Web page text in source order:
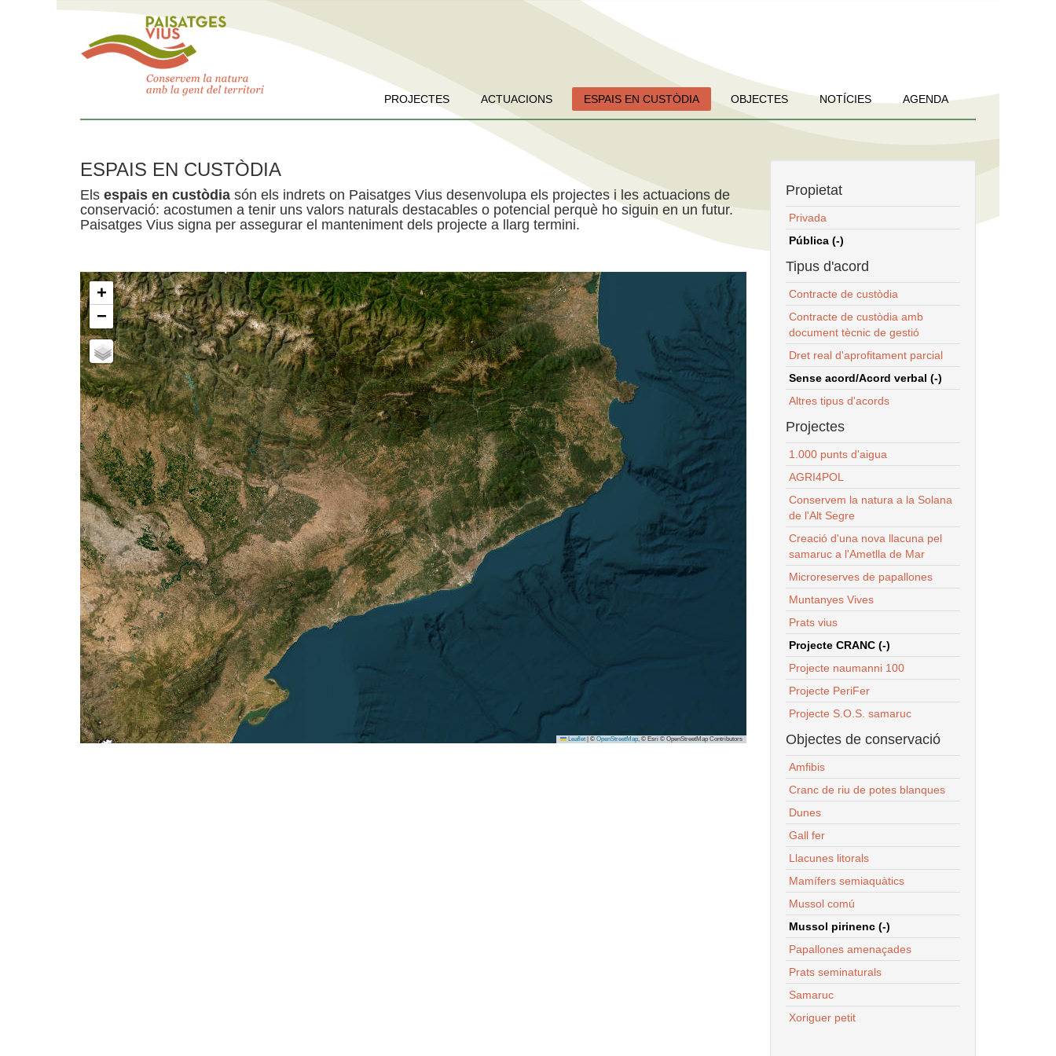
PROJECTES ACTUACIONS ESPAIS EN CUSTÒDIA OBJECTES NOTÍCIES AGENDA
ESPAIS EN CUSTÒDIA
Els espais en custòdia són els indrets on Paisatges Vius desenvolupa els projectes i les actuacions de
conservació: acostumen a tenir uns valors naturals destacables o potencial perquè ho siguin en un futur.
Paisatges Vius signa per assegurar el manteniment dels projecte a llarg termini.
+
−
Leaflet © OpenStreetMap, © Esri © OpenStreetMap Contributors
Propietat
Privada
Pública (-)
Tipus d'acord
Contracte de custòdia
Contracte de custòdia amb
document tècnic de gestió
Dret real d'aprofitament parcial
Sense acord/Acord verbal (-)
Altres tipus d'acords
Projectes
1.000 punts d'aigua
AGRI4POL
Conservem la natura a la Solana
de l'Alt Segre
Creació d'una nova llacuna pel
samaruc a l'Ametlla de Mar
Microreserves de papallones
Muntanyes Vives
Prats vius
Projecte CRANC (-)
Projecte naumanni 100
Projecte PeriFer
Projecte S.O.S. samaruc
Objectes de conservació
Amfibis
Cranc de riu de potes blanques
Dunes
Gall fer
Llacunes litorals
Mamífers semiaquàtics
Mussol comú
Mussol pirinenc (-)
Papallones amenaçades
Prats seminaturals
Samaruc
Xoriguer petit